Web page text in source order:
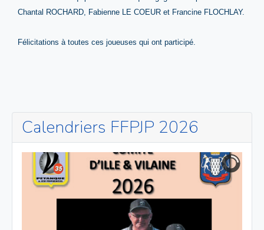
Chantal ROCHARD, Fabienne LE COEUR et Francine FLOCHLAY.
Félicitations à toutes ces joueuses qui ont participé.
Calendriers FFPJP 2026